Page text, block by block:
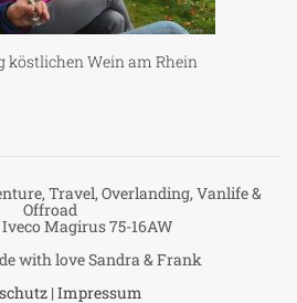
köstlichen Wein am Rhein
Travel, Overlanding, Vanlife &
Offroad
Magirus 75-16AW
with love Sandra & Frank
| Impressum